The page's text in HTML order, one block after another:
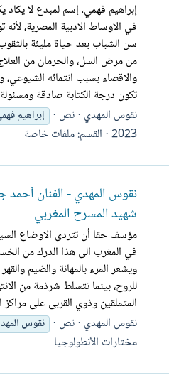
إبراهيم فهمي، إسم لمبدع لا يكاد
في الاوساط الادبية المصرية،
سن الشباب بعد حياة مليئة بالثقوب
من مرض السل، والحرمان من
والاقصاء بسبب انتمائه الشيوعي،
تكون درجة الكتابة صادقة
نقوس المهدي نص إبراهيم
2023 القسم:ملفات خاصة
نقوس المهدي - الفنان أحمد
شهيد المسرح المغربي
مؤسف حقا أن تتردى الاوضاع
في المغرب الى هذا الدرك من
ويشعر المرء بالمهانة والضيم
للروح، بينما تتسلط شرذمة من
المتملقين وذوي القربى على
نقوس المهدي نص نقوس
مختارات الأنطولوجيا